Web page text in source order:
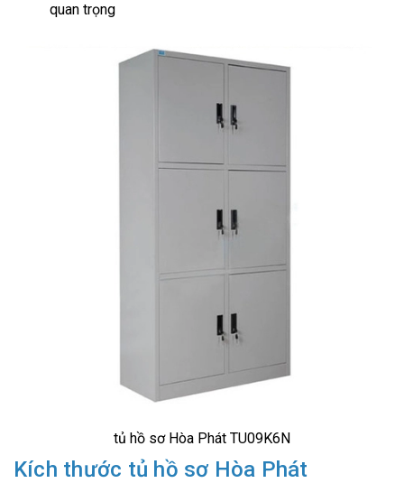
quan trọng
tủ hồ sơ Hòa Phát TU09K6N
Kích thước tủ hồ sơ Hòa Phát